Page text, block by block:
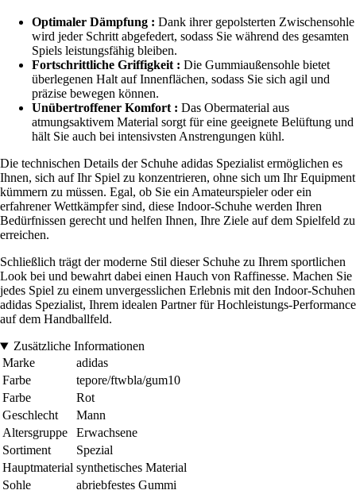
Optimaler Dämpfung : Dank ihrer gepolsterten Zwischensohle
wird jeder Schritt abgefedert, sodass Sie während des gesamten
Spiels leistungsfähig bleiben.
Fortschrittliche Griffigkeit : Die Gummiaußensohle bietet
überlegenen Halt auf Innenflächen, sodass Sie sich agil und
präzise bewegen können.
Unübertroffener Komfort : Das Obermaterial aus
atmungsaktivem Material sorgt für eine geeignete Belüftung und
hält Sie auch bei intensivsten Anstrengungen kühl.
Die technischen Details der Schuhe adidas Spezialist ermöglichen es
Ihnen, sich auf Ihr Spiel zu konzentrieren, ohne sich um Ihr Equipment
kümmern zu müssen. Egal, ob Sie ein Amateurspieler oder ein
erfahrener Wettkämpfer sind, diese Indoor-Schuhe werden Ihren
Bedürfnissen gerecht und helfen Ihnen, Ihre Ziele auf dem Spielfeld zu
erreichen.
Schließlich trägt der moderne Stil dieser Schuhe zu Ihrem sportlichen
Look bei und bewahrt dabei einen Hauch von Raffinesse. Machen Sie
jedes Spiel zu einem unvergesslichen Erlebnis mit den Indoor-Schuhen
adidas Spezialist, Ihrem idealen Partner für Hochleistungs-Performance
auf dem Handballfeld.
Zusätzliche Informationen
Marke
adidas
Farbe
tepore/ftwbla/gum10
Farbe
Rot
Geschlecht
Mann
Altersgruppe
Erwachsene
Sortiment
Spezial
Hauptmaterial synthetisches Material
Sohle
abriebfestes Gummi